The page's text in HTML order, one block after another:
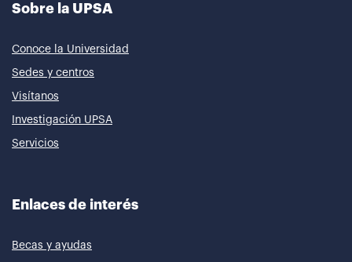
Sobre la UPSA
Conoce la Universidad
Sedes y centros
Visítanos
Investigación UPSA
Servicios
Enlaces de interés
Becas y ayudas